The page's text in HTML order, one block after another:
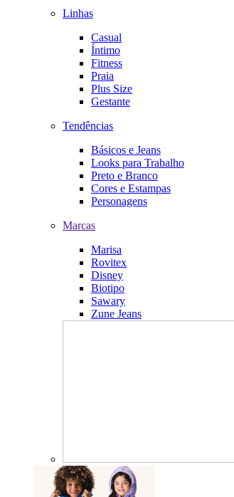
Linhas
Casual
Íntimo
Fitness
Praia
Plus Size
Gestante
Tendências
Básicos e Jeans
Looks para Trabalho
Preto e Branco
Cores e Estampas
Personagens
Marcas
Marisa
Rovitex
Disney
Biotipo
Sawary
Zune Jeans